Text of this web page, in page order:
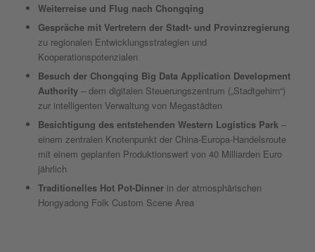
Weiterreise und Flug nach Chongqing
Gespräche mit Vertretern der Stadt- und Provinzregierung
zu regionalen Entwicklungsstrategien und
Kooperationspotenzialen
Besuch der Chongqing Big Data Application Development
Authority– dem digitalen Steuerungszentrum („Stadtgehirn“)
zur intelligenten Verwaltung von Megastädten
Besichtigung des entstehenden Western Logistics Park–
einem zentralen Knotenpunkt der China-Europa-Handelsroute
mit einem geplanten Produktionswert von 40 Milliarden Euro
jährlich
Traditionelles Hot Pot-Dinnerin der atmosphärischen
Hongyadong Folk Custom Scene Area